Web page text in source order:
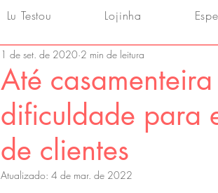
Lu Testou Lojinha
Até
dificuldade para
de clientes
1 de set. de 2020 2 min de leitura
Atualizado: 4 de mar. de 2022